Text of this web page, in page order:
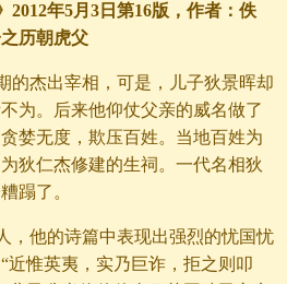
2012年5月3日第16版，作者：佚
历朝虎父
的杰出宰相，可是，儿子狄景晖却
为。后来他仰仗父亲的威名做了
婪无度，欺压百姓。当地百姓为
狄仁杰修建的生祠。一代名相狄
蹋了。
，他的诗篇中表现出强烈的忧国忧
近惟英夷，实乃巨诈，拒之则叩